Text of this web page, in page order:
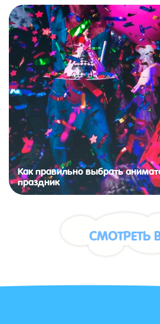
Как правильно выбрать
праздник
СМОТРЕТЬ